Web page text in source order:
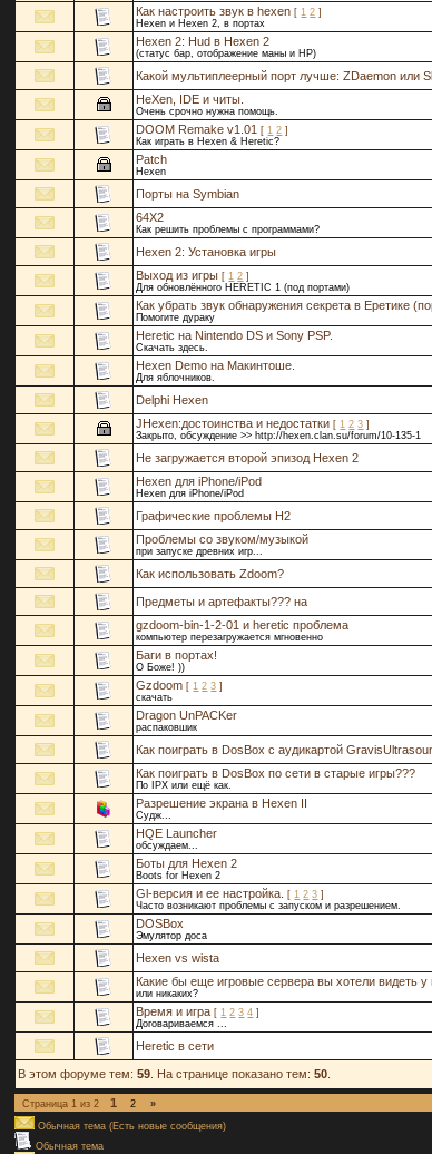
Как настроить звук в hexen [1 2 ]
Hexen и Hexen 2, в портах
Hexen 2: Hud в Hexen 2
(статус бар, отображение маны и HP)
Какой мультиплеерный порт лучше: ZDaemon или
HeXen, IDE и читы.
Очень срочно нужна помощь.
DOOM Remake v1.01 [1 2 ]
Как играть в Hexen & Heretic?
Patch
Hexen
Порты на Symbian
64X2
Как решить проблемы с программами?
Hexen 2: Установка игры
Выход из игры [1 2 ]
Для обновлённого HERETIC 1 (под портами)
Как убрать звук обнаружения секрета в Еретике
Помогите дураку
Heretic на Nintendo DS и Sony PSP.
Скачать здесь.
Hexen Demo на Макинтоше.
Для яблочников.
Delphi Hexen
JHexen:достоинства и недостатки [1 2 3 ]
Закрыто, обсуждение >> http://hexen.clan.su/forum/10-135-1
Не загружается второй эпизод Hexen 2
Hexen для iPhone/iPod
Hexen для iPhone/iPod
Графические проблемы H2
Проблемы со звуком/музыкой
при запуске древних игр...
Как использовать Zdoom?
Предметы и артефакты??? на
gzdoom-bin-1-2-01 и heretic проблема
компьютер перезагружается мгновенно
Баги в портах!
О Боже! ))
Gzdoom [1 2 3 ]
скачать
Dragon UnPACKer
распаковшик
Как поиграть в DosBox с аудикартой
Как поиграть в DosBox по сети в старые игры???
По IPX или ещё как.
Разрешение экрана в Hexen II
Судж...
HQE Launcher
обсуждаем...
Боты для Hexen 2
Boots for Hexen 2
Gl-версия и ее настройка. [1 2 3 ]
Часто возникают проблемы с запуском и разрешением.
DOSBox
Эмулятор доса
Hexen vs wista
Какие бы еще игровые сервера вы хотели видеть у
или никаких?
Время и игра [1 2 3 4 ]
Договариваемся ...
Heretic в сети
В этом форуме тем:59 . На странице показано тем:50
Страница 1 из2 1 2
»
Обычная тема (Есть новые сообщения)
Обычная тема